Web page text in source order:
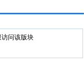
问该版块